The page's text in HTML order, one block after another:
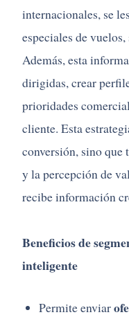
internacionales, se
especiales de
Además, esta
dirigidas, crear
prioridades
cliente. Esta
conversión, sino que
y la percepción de
recibe información
Beneficios de
inteligente
Permite enviar